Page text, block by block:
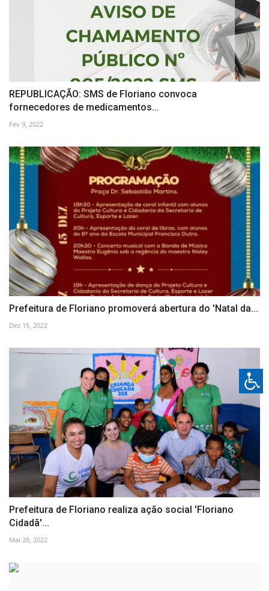
REPUBLICAÇÃO: SMS de Floriano convoca
fornecedores de medicamentos...
Fev 9, 2022
Prefeitura de Floriano promoverá abertura do 'Natal da...
Dez 15, 2022
Prefeitura de Floriano realiza ação social 'Floriano
Cidadã'...
Mai 28, 2022